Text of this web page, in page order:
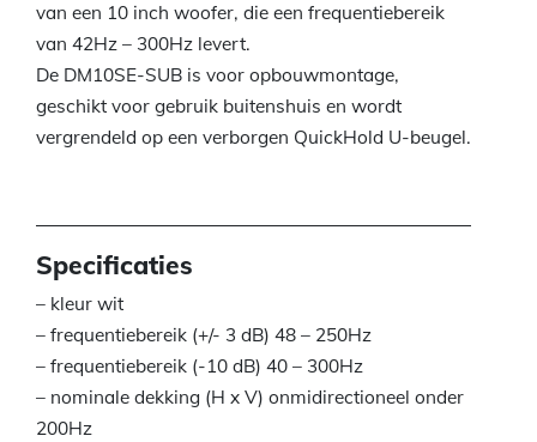
van een 10 inch woofer, die een frequentiebereik
van 42Hz – 300Hz levert.
De DM10SE-SUB is voor opbouwmontage,
geschikt voor gebruik buitenshuis en wordt
vergrendeld op een verborgen QuickHold U-beugel.
Specificaties
– kleur wit
– frequentiebereik (+/- 3 dB) 48 – 250Hz
– frequentiebereik (-10 dB) 40 – 300Hz
– nominale dekking (H x V) onmidirectioneel onder
200Hz